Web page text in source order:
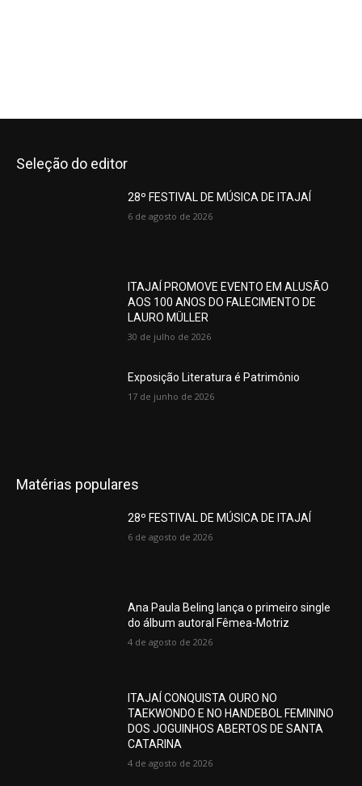
Seleção do editor
28º FESTIVAL DE MÚSICA DE ITAJAÍ
6 de agosto de 2026
ITAJAÍ PROMOVE EVENTO EM ALUSÃO
AOS 100 ANOS DO FALECIMENTO DE
LAURO MÜLLER
30 de julho de 2026
Exposição Literatura é Patrimônio
17 de junho de 2026
Matérias populares
28º FESTIVAL DE MÚSICA DE ITAJAÍ
6 de agosto de 2026
Ana Paula Beling lança o primeiro single
do álbum autoral Fêmea-Motriz
4 de agosto de 2026
ITAJAÍ CONQUISTA OURO NO
TAEKWONDO E NO HANDEBOL FEMININO
DOS JOGUINHOS ABERTOS DE SANTA
CATARINA
4 de agosto de 2026